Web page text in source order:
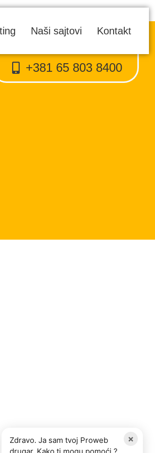
Naši sajtovi Kontakt
+381 65 803 8400
×
Zdravo. Ja sam tvoj Proweb